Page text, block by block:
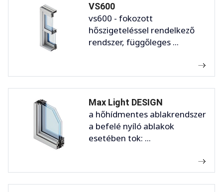
VS600
vs600 - fokozott
hőszigeteléssel rendelkező
rendszer, függőleges ...
Max Light DESIGN
a hőhídmentes ablakrendszer
a befelé nyíló ablakok
esetében tok: ...